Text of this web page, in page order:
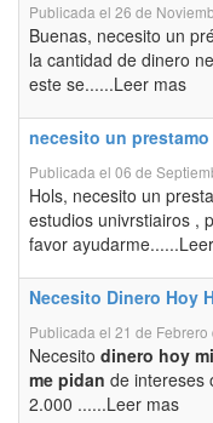
Publicada el 26 de
Buenas, necesito un
la cantidad de dinero
este se......Leer mas
necesito un
Publicada el 06 de
Hols, necesito un
estudios univrstiairos ,
favor
Necesito Dinero Hoy
Publicada el 21 de Febrero
Necesito dinero hoy
me pidan de intereses
2.000 ......Leer mas